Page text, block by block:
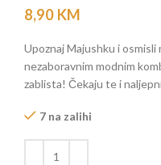
8,90 KM
Upoznaj Majushku i
nezaboravnim modnim
zablista! Čekaju te i
7 na zalihi